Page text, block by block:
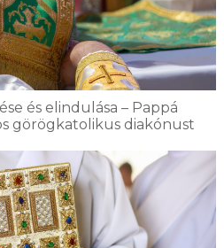
és elindulása – Pappá
görögkatolikus diakónust